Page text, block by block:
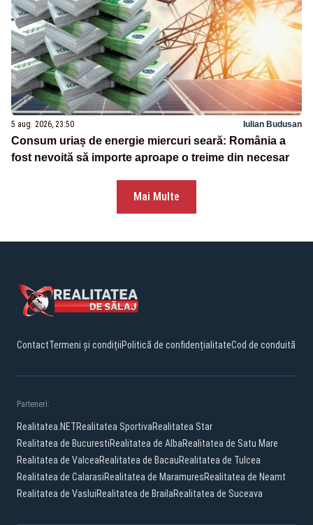
5 aug. 2026, 23:50 Iulian Budusan
Consum uriaș de energie miercuri seară: România a
fost nevoită să importe aproape o treime din necesar
Mai Multe
ContactTermeni și condițiiPolitică de confidențialitateCod de conduită
Parteneri:
Realitatea.NETRealitatea SportivaRealitatea Star
Realitatea de BucurestiRealitatea de AlbaRealitatea de Satu Mare
Realitatea de ValceaRealitatea de BacauRealitatea de Tulcea
Realitatea de CalarasiRealitatea de MaramuresRealitatea de Neamt
Realitatea de VasluiRealitatea de BrailaRealitatea de Suceava